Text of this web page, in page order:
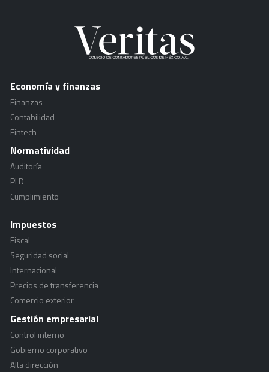
Economía y finanzas
Finanzas
Contabilidad
Fintech
Normatividad
Auditoría
PLD
Cumplimiento
Impuestos
Fiscal
Seguridad social
Internacional
Precios de transferencia
Comercio exterior
Gestión empresarial
Control interno
Gobierno corporativo
Alta dirección